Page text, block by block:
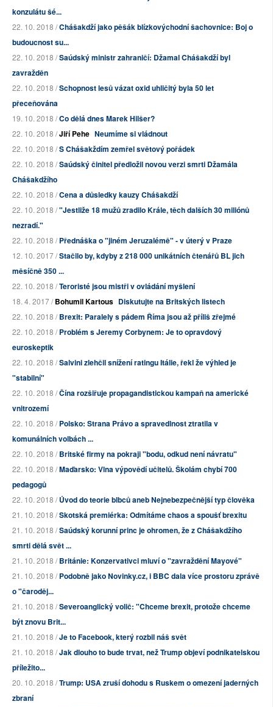
konzulátu šé...
22. 10. 2018 /Chášakdží jako pěšák blízkovýchodní šachovnice: Boj o
budoucnost su...
22. 10. 2018 /Saúdský ministr zahraničí: Džamal Chášakdží byl
zavražděn
22. 10. 2018 /Schopnost lesů vázat oxid uhličitý byla 50 let
přeceňována
19. 10. 2018 /Co dělá dnes Marek Hilšer?
22. 10. 2018 /Jiří Pehe Neumíme si vládnout
22. 10. 2018 /S Chášakždím zemřel světový pořádek
22. 10. 2018 /Saúdský činitel předložil novou verzi smrti Džamála
Chášakdžího
22. 10. 2018 /Cena a důsledky kauzy Chášakdží
22. 10. 2018 /"Jestliže 18 mužů zradilo Krále, těch dalších 30 miliónů
nezradí."
22. 10. 2018 /Přednáška o "jiném Jeruzalémě" - v úterý v Praze
12. 10. 2017 /Stačilo by, kdyby z 218 000 unikátních čtenářů BL jich
měsíčně 350 ...
22. 10. 2018 /Teroristé jsou mistři v ovládání myšlení
18. 4. 2017 /Bohumil Kartous Diskutujte na Britských listech
22. 10. 2018 /Brexit: Paralely s pádem Říma jsou až příliš zřejmé
22. 10. 2018 /Problém s Jeremy Corbynem: Je to opravdový
euroskeptik
22. 10. 2018 /Salvini zlehčil snížení ratingu Itálie, řekl že výhled je
"stabilní"
22. 10. 2018 /Čína rozšiřuje propagandistickou kampaň na americké
vnitrozemí
22. 10. 2018 /Polsko: Strana Právo a spravedlnost ztratila v
komunálních volbách ...
22. 10. 2018 /Britské firmy na pokraji "bodu, odkud není návratu"
22. 10. 2018 /Maďarsko: Vlna výpovědí učitelů. Školám chybí 700
pedagogů
22. 10. 2018 /Úvod do teorie blbců aneb Nejnebezpečnější typ člověka
21. 10. 2018 /Skotská premiérka: Odmítáme chaos a spoušť brexitu
21. 10. 2018 /Saúdský korunní princ je ohromen, že z Chášakdžího
smrti dělá svět ...
21. 10. 2018 /Británie: Konzervativci mluví o "zavraždění Mayové"
21. 10. 2018 /Podobně jako Novinky.cz, i BBC dala více prostoru zprávě
o "čaroděj...
21. 10. 2018 /Severoanglický volič: "Chceme brexit, protože chceme
být znovu Brit...
21. 10. 2018 /Je to Facebook, který rozbil náš svět
21. 10. 2018 /Jak dlouho to bude trvat, než Trump objeví podnikatelskou
příležito...
20. 10. 2018 /Trump: USA zruší dohodu s Ruskem o omezení jaderných
zbraní